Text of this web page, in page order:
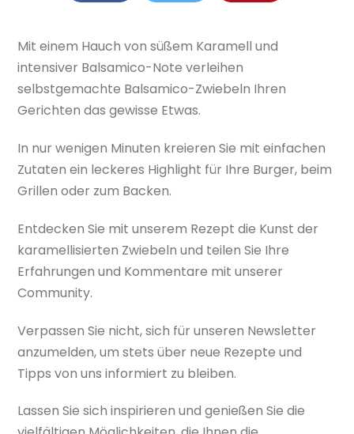
Mit einem Hauch von süßem Karamell und
intensiver Balsamico-Note verleihen
selbstgemachte Balsamico-Zwiebeln Ihren
Gerichten das gewisse Etwas.
In nur wenigen Minuten kreieren Sie mit einfachen
Zutaten ein leckeres Highlight für Ihre Burger, beim
Grillen oder zum Backen.
Entdecken Sie mit unserem Rezept die Kunst der
karamellisierten Zwiebeln und teilen Sie Ihre
Erfahrungen und Kommentare mit unserer
Community.
Verpassen Sie nicht, sich für unseren Newsletter
anzumelden, um stets über neue Rezepte und
Tipps von uns informiert zu bleiben.
Lassen Sie sich inspirieren und genießen Sie die